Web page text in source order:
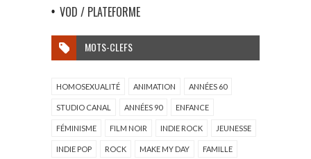
VOD / PLATEFORME
MOTS-CLEFS
HOMOSEXUALITÉ ANIMATION ANNÉES 60
STUDIO CANAL ANNÉES 90 ENFANCE
FÉMINISME FILM NOIR INDIE ROCK JEUNESSE
INDIE POP ROCK MAKE MY DAY FAMILLE